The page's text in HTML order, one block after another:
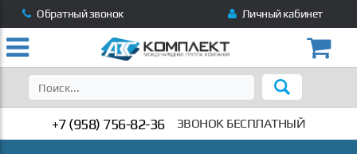
Обратный звонок Личный кабинет
+7 (958) 756-82-36 ЗВОНОК БЕСПЛАТНЫЙ